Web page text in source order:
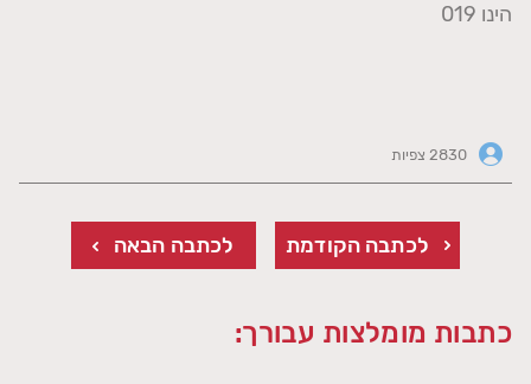
הינו 019
לכתבה הקודמת לכתבה הבאה
כתבות מומלצות עבורך: